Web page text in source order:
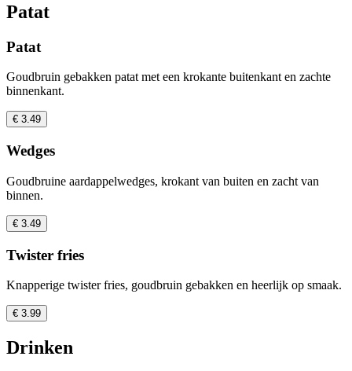
Patat
Patat
Goudbruin gebakken patat met een krokante buitenkant en zachte
binnenkant.
€ 3.49
Wedges
Goudbruine aardappelwedges, krokant van buiten en zacht van
binnen.
€ 3.49
Twister fries
Knapperige twister fries, goudbruin gebakken en heerlijk op smaak.
€ 3.99
Drinken